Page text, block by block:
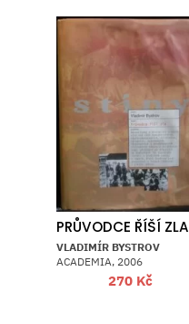
PRŮVODCE ŘÍŠÍ ZLA
VLADIMÍR BYSTROV
ACADEMIA, 2006
270 Kč